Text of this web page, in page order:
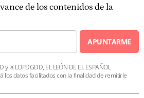
de los contenidos de la
APUNTARME
la LOPDGDD, EL LEÓN DE EL ESPAÑOL
los datos facilitados con la finalidad de remitirle